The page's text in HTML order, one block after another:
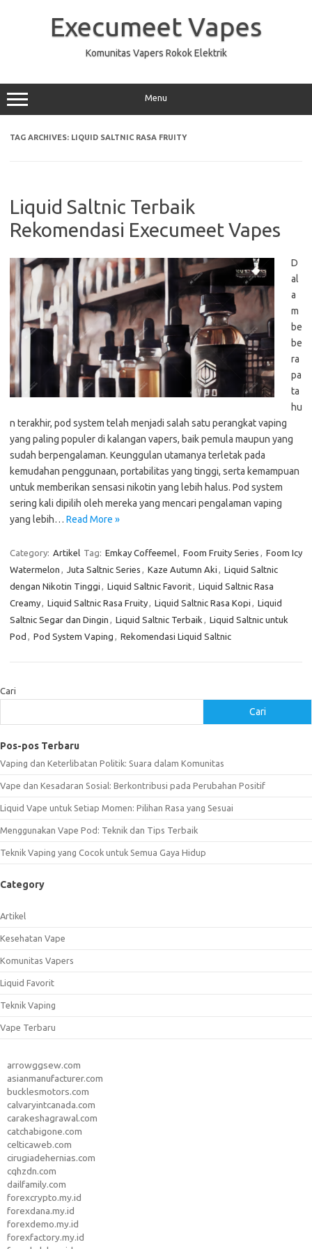
Execumeet Vapes
Komunitas Vapers Rokok Elektrik
Menu
TAG ARCHIVES: LIQUID SALTNIC RASA FRUITY
Liquid Saltnic Terbaik
Rekomendasi Execumeet Vapes
D
al
a
m
be
be
ra
pa
ta
hu
n terakhir, pod system telah menjadi salah satu perangkat vaping
yang paling populer di kalangan vapers, baik pemula maupun yang
sudah berpengalaman. Keunggulan utamanya terletak pada
kemudahan penggunaan, portabilitas yang tinggi, serta kemampuan
untuk memberikan sensasi nikotin yang lebih halus. Pod system
sering kali dipilih oleh mereka yang mencari pengalaman vaping
yang lebih… Read More »
Category: Artikel Tag: Emkay Coffeemel, Foom Fruity Series , Foom Icy
Watermelon , Juta Saltnic Series , Kaze Autumn Aki , Liquid Saltnic
dengan Nikotin Tinggi , Liquid Saltnic Favorit, Liquid Saltnic Rasa
Creamy, Liquid Saltnic Rasa Fruity, Liquid Saltnic Rasa Kopi , Liquid
Saltnic Segar dan Dingin , Liquid Saltnic Terbaik , Liquid Saltnic untuk
Pod , Pod System Vaping , Rekomendasi Liquid Saltnic
Cari
Cari
Pos-pos Terbaru
Vaping dan Keterlibatan Politik: Suara dalam Komunitas
Vape dan Kesadaran Sosial: Berkontribusi pada Perubahan Positif
Liquid Vape untuk Setiap Momen: Pilihan Rasa yang Sesuai
Menggunakan Vape Pod: Teknik dan Tips Terbaik
Teknik Vaping yang Cocok untuk Semua Gaya Hidup
Category
Artikel
Kesehatan Vape
Komunitas Vapers
Liquid Favorit
Teknik Vaping
Vape Terbaru
arrowggsew.com
asianmanufacturer.com
bucklesmotors.com
calvaryintcanada.com
carakeshagrawal.com
catchabigone.com
celticaweb.com
cirugiadehernias.com
cqhzdn.com
dailfamily.com
forexcrypto.my.id
forexdana.my.id
forexdemo.my.id
forexfactory.my.id